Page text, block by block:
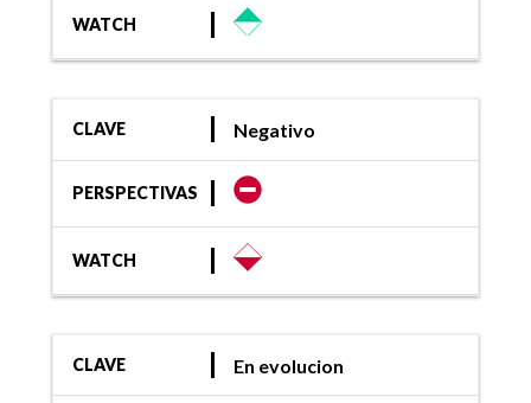
WATCH
CLAVE Negativo
PERSPECTIVAS
WATCH
CLAVE En evolucion